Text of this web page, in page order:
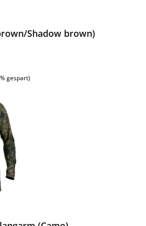
Shadow brown)
gespart)